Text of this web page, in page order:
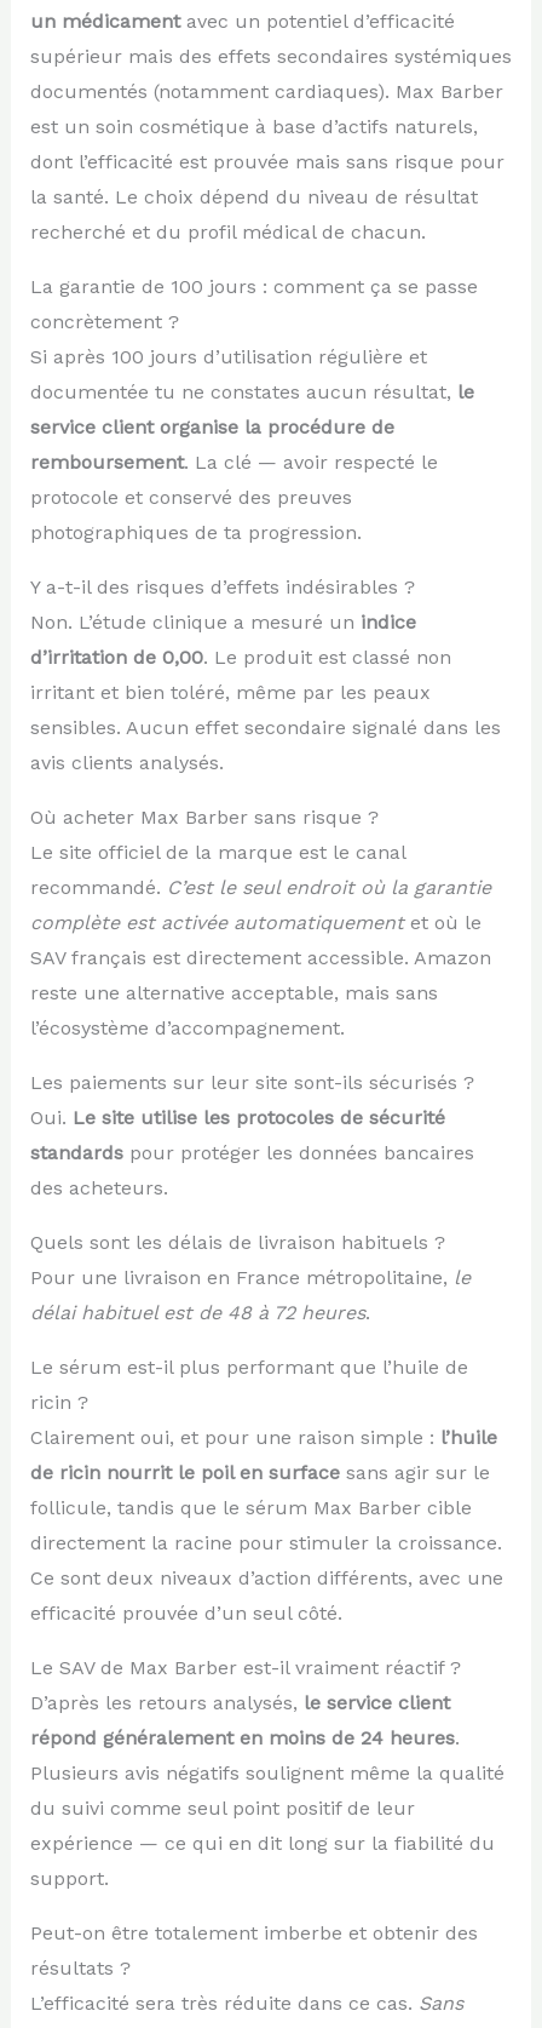
un médicamentavec un potentiel d’efficacité
supérieur mais des effets secondaires systémiques
documentés (notamment cardiaques). Max Barber
est un soin cosmétique à base d’actifs naturels,
dont l’efficacité est prouvée mais sans risque pour
la santé. Le choix dépend du niveau de résultat
recherché et du profil médical de chacun.
La garantie de 100 jours : comment ça se passe
concrètement ?
Si après 100 jours d’utilisation régulière et
documentée tu ne constates aucun résultat, le
service client organise la procédure de
remboursement. La clé — avoir respecté le
protocole et conservé des preuves
photographiques de ta progression.
Y a-t-il des risques d’effets indésirables ?
Non. L’étude clinique a mesuré un indice
d’irritation de 0,00. Le produit est classé non
irritant et bien toléré, même par les peaux
sensibles. Aucun effet secondaire signalé dans les
avis clients analysés.
Où acheter Max Barber sans risque ?
Le site officiel de la marque est le canal
recommandé. C’est le seul endroit où la garantie
complète est activée automatiquementet où le
SAV français est directement accessible. Amazon
reste une alternative acceptable, mais sans
l’écosystème d’accompagnement.
Les paiements sur leur site sont-ils sécurisés ?
Oui. Le site utilise les protocoles de sécurité
standardspour protéger les données bancaires
des acheteurs.
Quels sont les délais de livraison habituels ?
Pour une livraison en France métropolitaine, le
délai habituel est de 48 à 72 heures.
Le sérum est-il plus performant que l’huile de
ricin ?
Clairement oui, et pour une raison simple : l’huile
de ricin nourrit le poil en surfacesans agir sur le
follicule, tandis que le sérum Max Barber cible
directement la racine pour stimuler la croissance.
Ce sont deux niveaux d’action différents, avec une
efficacité prouvée d’un seul côté.
Le SAV de Max Barber est-il vraiment réactif ?
D’après les retours analysés, le service client
répond généralement en moins de 24 heures.
Plusieurs avis négatifs soulignent même la qualité
du suivi comme seul point positif de leur
expérience — ce qui en dit long sur la fiabilité du
support.
Peut-on être totalement imberbe et obtenir des
résultats ?
L’efficacité sera très réduite dans ce cas. Sans